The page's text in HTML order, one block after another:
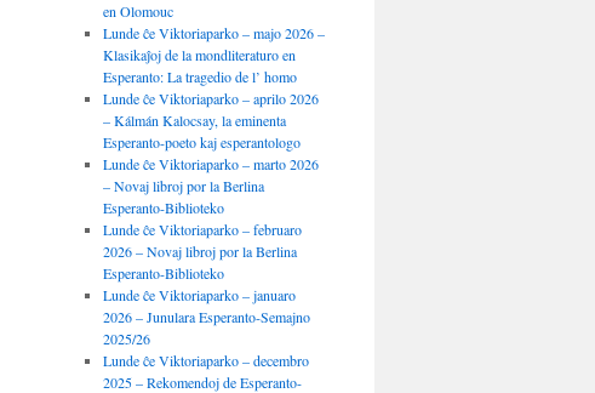
en Olomouc
Lunde ĉe Viktoriaparko – majo 2026 –
Klasikaĵoj de la mondliteraturo en
Esperanto: La tragedio de l’ homo
Lunde ĉe Viktoriaparko – aprilo 2026
– Kálmán Kalocsay, la eminenta
Esperanto-poeto kaj esperantologo
Lunde ĉe Viktoriaparko – marto 2026
– Novaj libroj por la Berlina
Esperanto-Biblioteko
Lunde ĉe Viktoriaparko – februaro
2026 – Novaj libroj por la Berlina
Esperanto-Biblioteko
Lunde ĉe Viktoriaparko – januaro
2026 – Junulara Esperanto-Semajno
2025/26
Lunde ĉe Viktoriaparko – decembro
2025 – Rekomendoj de Esperanto-